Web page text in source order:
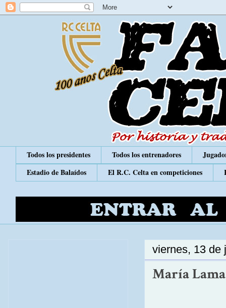
Todos los presidentes Todos los entrenadores
Estadio de Balaídos
El R.C. Celta en competiciones
viernes, 13 de
María